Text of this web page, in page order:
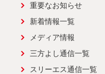
重要なお知らせ
新着情報一覧
メディア情報
三方よし通信一覧
スリーエス通信一覧